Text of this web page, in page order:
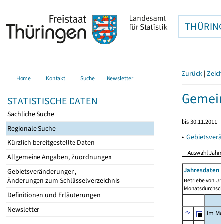
Home Kontakt Suche Newsletter
STATISTISCHE DATEN
Sachliche Suche
Regionale Suche
Kürzlich bereitgestellte Daten
Allgemeine Angaben, Zuordnungen
Gebietsveränderungen,
Änderungen zum Schlüsselverzeichnis
Definitionen und Erläuterungen
Newsletter
Zurück |
bis 30.11.2011
▸
Jahresdaten
Betriebe von
Im